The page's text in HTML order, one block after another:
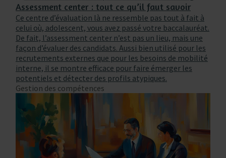
Assessment center : tout ce qu’il faut savoir
Ce centre d’évaluation là ne ressemble pas tout à fait à
celui où, adolescent, vous avez passé votre baccalauréat.
De fait, l’assessment center n’est pas un lieu, mais une
façon d’évaluer des candidats. Aussi bien utilisé pour les
recrutements externes que pour les besoins de mobilité
interne, il se montre efficace pour faire émerger les
potentiels et détecter des profils atypiques.
Gestion des compétences